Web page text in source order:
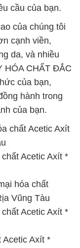
cầu của bạn.
của chúng tôi
cạnh viền,
da, và nhiều
HÓA CHẤT ĐẮC
của bạn,
hành trong
của bạn.
chất Acetic Axít
Acetic Axít *
hóa chất
Vũng Tàu
Acetic Axít *
Acetic Axít *